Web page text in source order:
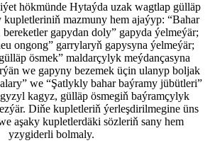
hökmünde Hytaýda uzak wagtlap gülläp
kupletleriniň mazmuny hem ajaýyp: “Bahar
bereketler gapydan doly” gapyda ýelmeýär;
ongong” garrylaryň gapysyna ýelmeýär;
ösmek” maldarçylyk meýdançasyna
we gapyny bezemek üçin ulanyp boljak
we “Şatlykly bahar baýramy jübütleri”
kagyz, gülläp ösmegiň baýramçylyk
Diňe kupletleriň ýerleşdirilmegine üns
aşaky kupletlerdäki sözleriň sany hem
yzygiderli bolmaly.